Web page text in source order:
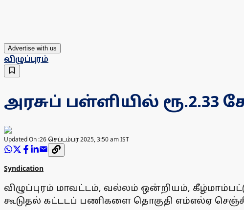
Advertise with us
விழுப்புரம்
அரசுப் பள்ளியில் ரூ.2.33
Updated On :26 செப்டம்பர் 2025, 3:50 am IST
Syndication
விழுப்புரம் மாவட்டம், வல்லம் ஒன்றியம்,
கூடுதல் கட்டடப் பணிகளை தொகுதி எம்எல்ஏ